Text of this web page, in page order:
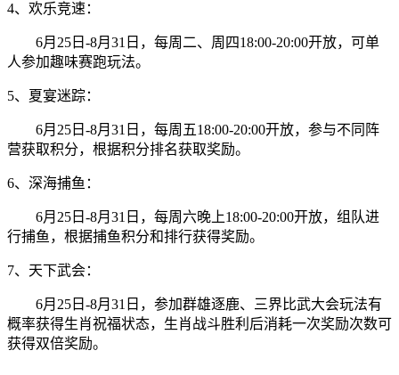
4、 欢乐竞速：
6月25日-8月31日，每周二、周四18:00-20:00开放，可单
人参加趣味赛跑玩法。
5、夏宴迷踪：
6月25日-8月31日，每周五18:00-20:00开放，参与不同阵
营获取积分，根据积分排名获取奖励。
6、 深海捕鱼：
6月25日-8月31日，每周六晚上18:00-20:00开放，组队进
行捕鱼，根据捕鱼积分和排行获得奖励。
7、 天下武会：
6月25日-8月31日，参加群雄逐鹿、三界比武大会玩法有
概率获得生肖祝福状态，生肖战斗胜利后消耗一次奖励次数可
获得双倍奖励。